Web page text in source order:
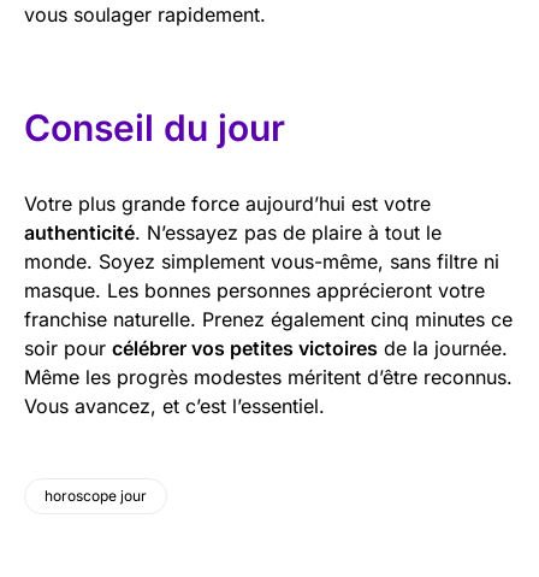
vous soulager rapidement.
Conseil du jour
Votre plus grande force aujourd’hui est votre
authenticité. N’essayez pas de plaire à tout le
monde. Soyez simplement vous-même, sans filtre ni
masque. Les bonnes personnes apprécieront votre
franchise naturelle. Prenez également cinq minutes ce
soir pour célébrer vos petites victoires de la journée.
Même les progrès modestes méritent d’être reconnus.
Vous avancez, et c’est l’essentiel.
horoscope jour